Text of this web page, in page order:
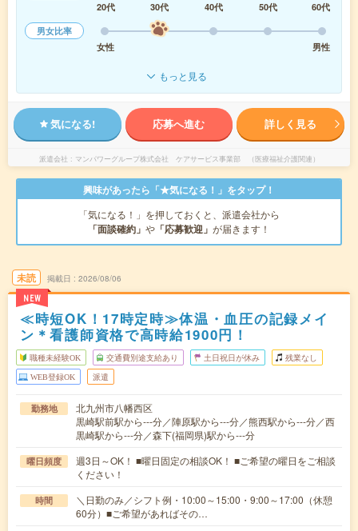
20代
30代 40代 50代
60代
男女比率
女性
男性
もっと見る
気になる! 応募へ進む 詳しく見る
派遣会社 マンパワーグループ株式会社 ケアサービス事業部 （医療福祉介護関連）
興味があったら「★気になる！」をタップ！
「気になる！」を押しておくと、派遣会社から
「面談確約」 や 「応募歓迎」 が届きます！
未読
NEW
掲載日 2026/08/06
≪時短OK！17時定時≫体温・血圧の記録メイ
ン＊看護師資格で高時給1900円！
職種未経験OK 交通費別途支給あり 土日祝日が休み 残業なし
WEB登録OK 派遣
勤務地
北九州市八幡西区
黒崎駅前駅から---分／陣原駅から---分／熊西駅から---分／西
黒崎駅から---分／森下(福岡県)駅から---分
曜日頻度
週3日～OK！ ■曜日固定の相談OK！ ■ご希望の曜日をご相談
ください！
時間
＼日勤のみ／シフト例・10:00～15:00・9:00～17:00（休憩
60分）■ご希望があればその…